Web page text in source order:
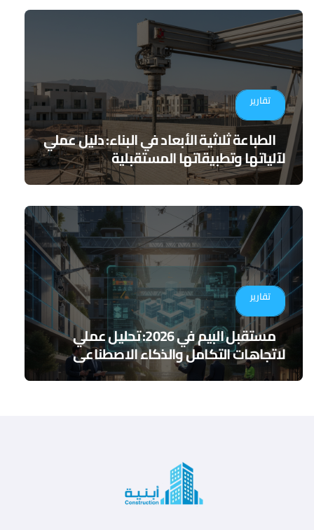
تقارير
الطباعة ثلاثية الأبعاد في البناء: دليل عملي
لآلياتها وتطبيقاتها المستقبلية
تقارير
مستقبل البيم في 2026: تحليل عملي
لاتجاهات التكامل والذكاء الاصطناعي